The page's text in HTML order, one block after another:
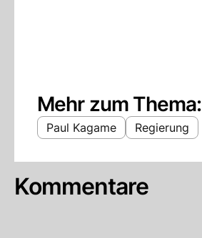
Mehr zum Thema:
Paul Kagame Regierung
Kommentare